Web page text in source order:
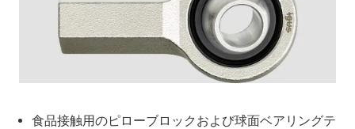
食品接触用のピローブロックおよび球面ベアリングテ